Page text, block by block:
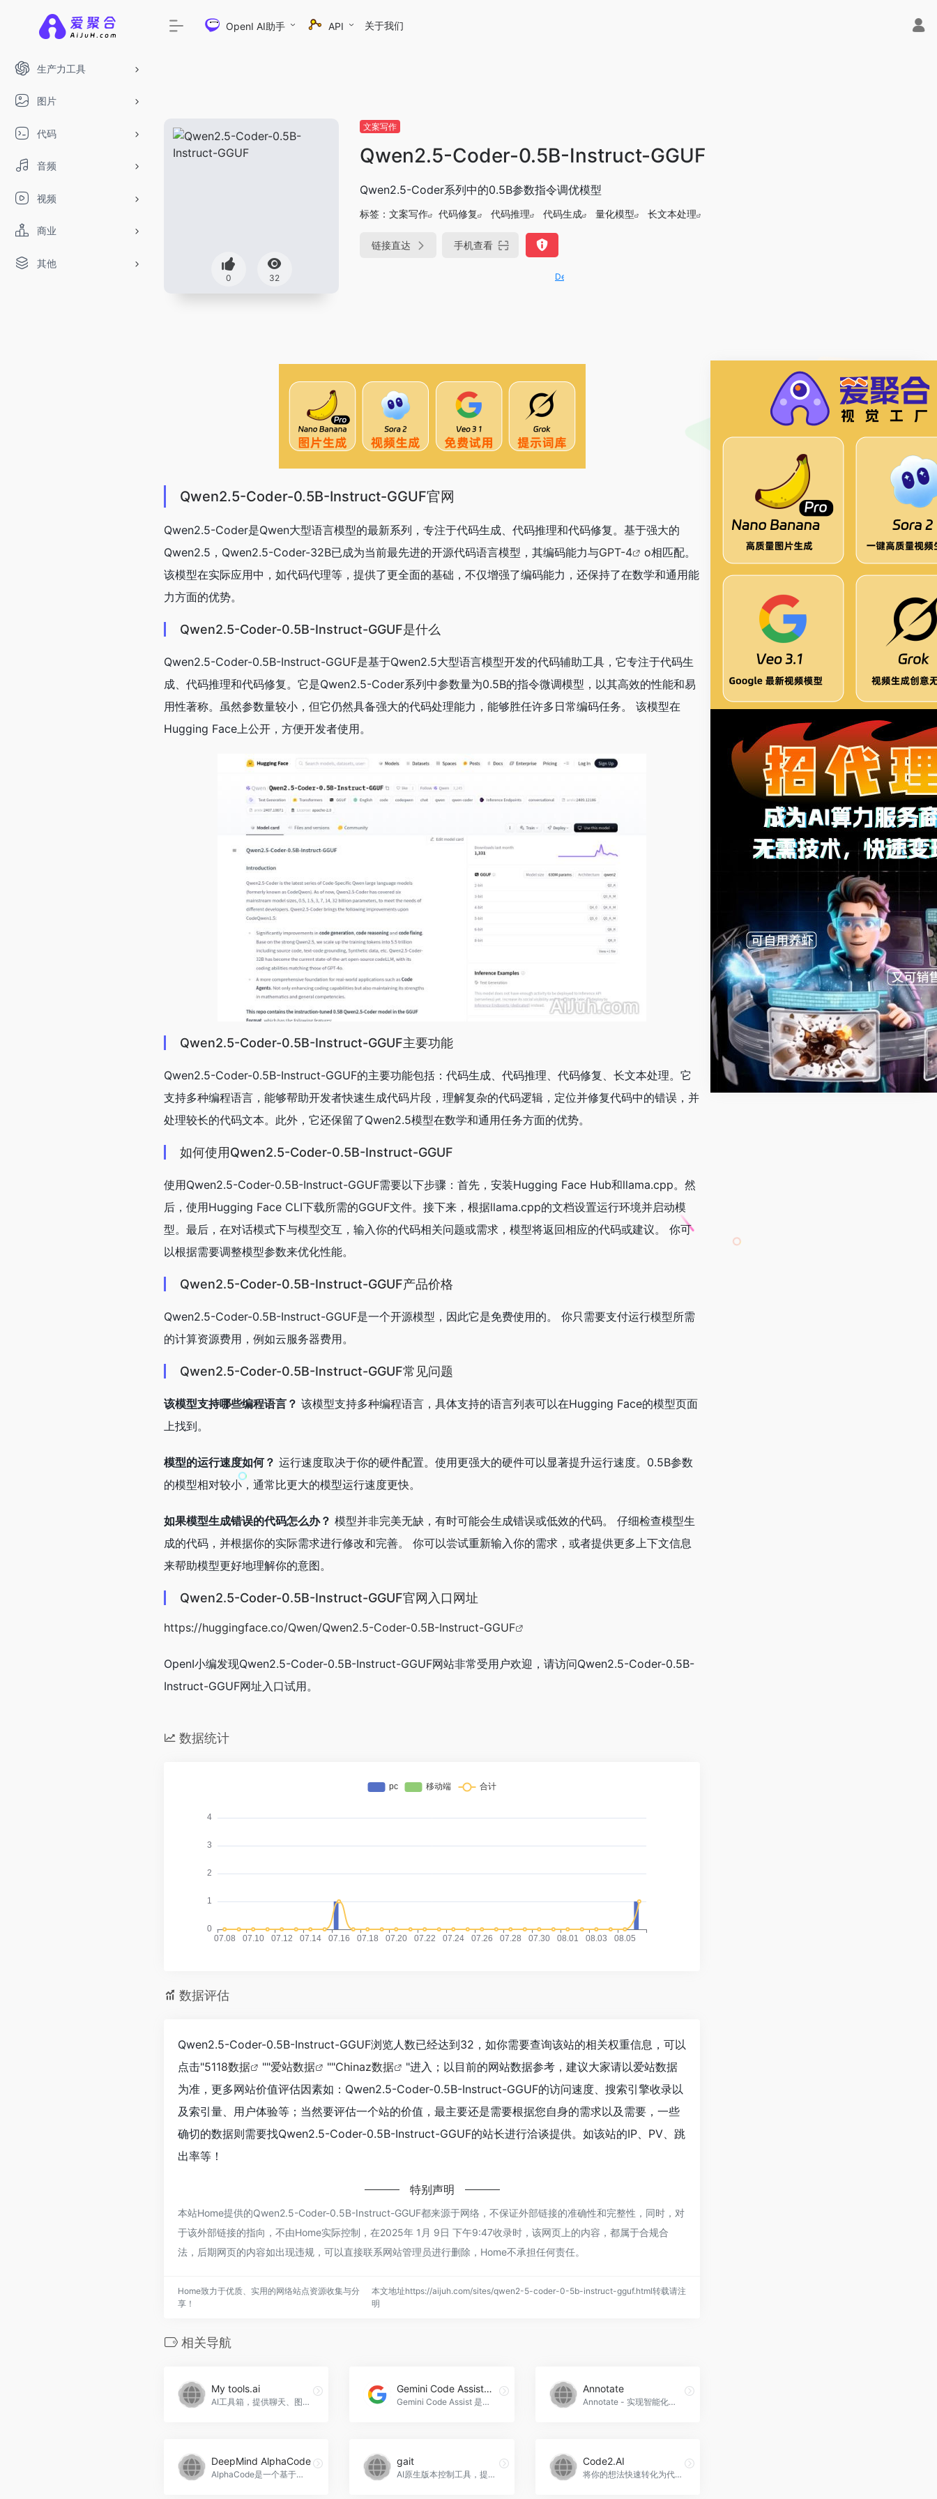
生产力工具
图片
代码
音频
视频
商业
其他
OpenI AI助手 API 关于我们
0 32
文案写作
Qwen2.5-Coder-0.5B-Instruct-GGUF
Qwen2.5-Coder系列中的0.5B参数指令调优模型
标签： 文案写作 代码修复 代码推理 代码生成 量化模型 长文本处理
链接直达 手机查看
DeepSeek-R1、V3满血版免费用！- 字节Trae即可编程又可聊天
Qwen2.5-Coder-0.5B-Instruct-GGUF官网
Qwen2.5-Coder是Qwen大型语言模型的最新系列，专注于代码生成、代码推理和代码修复。基于强大的
Qwen2.5，Qwen2.5-Coder-32B已成为当前最先进的开源代码语言模型，其编码能力与GPT-4
o相匹配。
该模型在实际应用中，如代码代理等，提供了更全面的基础，不仅增强了编码能力，还保持了在数学和通用能
力方面的优势。
Qwen2.5-Coder-0.5B-Instruct-GGUF是什么
Qwen2.5-Coder-0.5B-Instruct-GGUF是基于Qwen2.5大型语言模型开发的代码辅助工具，它专注于代码生
成、代码推理和代码修复。它是Qwen2.5-Coder系列中参数量为0.5B的指令微调模型，以其高效的性能和易
用性著称。虽然参数量较小，但它仍然具备强大的代码处理能力，能够胜任许多日常编码任务。 该模型在
Hugging Face上公开，方便开发者使用。
Qwen2.5-Coder-0.5B-Instruct-GGUF主要功能
Qwen2.5-Coder-0.5B-Instruct-GGUF的主要功能包括：代码生成、代码推理、代码修复、长文本处理。它
支持多种编程语言，能够帮助开发者快速生成代码片段，理解复杂的代码逻辑，定位并修复代码中的错误，并
处理较长的代码文本。此外，它还保留了Qwen2.5模型在数学和通用任务方面的优势。
如何使用Qwen2.5-Coder-0.5B-Instruct-GGUF
使用Qwen2.5-Coder-0.5B-Instruct-GGUF需要以下步骤：首先，安装Hugging Face Hub和llama.cpp。然
后，使用Hugging Face CLI下载所需的GGUF文件。接下来，根据llama.cpp的文档设置运行环境并启动模
型。最后，在对话模式下与模型交互，输入你的代码相关问题或需求，模型将返回相应的代码或建议。 你可
以根据需要调整模型参数来优化性能。
Qwen2.5-Coder-0.5B-Instruct-GGUF产品价格
Qwen2.5-Coder-0.5B-Instruct-GGUF是一个开源模型，因此它是免费使用的。 你只需要支付运行模型所需
的计算资源费用，例如云服务器费用。
Qwen2.5-Coder-0.5B-Instruct-GGUF常见问题
该模型支持哪些编程语言？ 该模型支持多种编程语言，具体支持的语言列表可以在Hugging Face的模型页面
上找到。
模型的运行速度如何？ 运行速度取决于你的硬件配置。使用更强大的硬件可以显著提升运行速度。0.5B参数
的模型相对较小，通常比更大的模型运行速度更快。
如果模型生成错误的代码怎么办？ 模型并非完美无缺，有时可能会生成错误或低效的代码。 仔细检查模型生
成的代码，并根据你的实际需求进行修改和完善。 你可以尝试重新输入你的需求，或者提供更多上下文信息
来帮助模型更好地理解你的意图。
Qwen2.5-Coder-0.5B-Instruct-GGUF官网入口网址
https://huggingface.co/Qwen/Qwen2.5-Coder-0.5B-Instruct-GGUF
OpenI小编发现Qwen2.5-Coder-0.5B-Instruct-GGUF网站非常受用户欢迎，请访问Qwen2.5-Coder-0.5B-
Instruct-GGUF网址入口试用。
数据统计
数据评估
Qwen2.5-Coder-0.5B-Instruct-GGUF浏览人数已经达到32，如你需要查询该站的相关权重信息，可以
点击"5118数据 ""爱站数据 ""Chinaz数据
"进入；以目前的网站数据参考，建议大家请以爱站数据
为准，更多网站价值评估因素如：Qwen2.5-Coder-0.5B-Instruct-GGUF的访问速度、搜索引擎收录以
及索引量、用户体验等；当然要评估一个站的价值，最主要还是需要根据您自身的需求以及需要，一些
确切的数据则需要找Qwen2.5-Coder-0.5B-Instruct-GGUF的站长进行洽谈提供。如该站的IP、PV、跳
出率等！
特别声明
本站Home提供的Qwen2.5-Coder-0.5B-Instruct-GGUF都来源于网络，不保证外部链接的准确性和完整性，同时，对
于该外部链接的指向，不由Home实际控制，在2025年 1月 9日 下午9:47收录时，该网页上的内容，都属于合规合
法，后期网页的内容如出现违规，可以直接联系网站管理员进行删除，Home不承担任何责任。
Home致力于优质、实用的网络站点资源收集与分
享！
本文地址https://aijuh.com/sites/qwen2-5-coder-0-5b-instruct-gguf.html转载请注
明
相关导航
My tools.ai
AI工具箱，提供聊天、图像生成、代码生成、音乐生成等功能，My tools.ai官网入口网址
Gemini Code Assist免费版
Gemini Code Assist 是一个由 Gemini 2.0 提供支持的免费 AI 编程助手，为开发者提供代码生成、代码审查等功能。
Annotate
Annotate - 实现智能化数据，提升模型性能，Annotate官网入口网址
DeepMind AlphaCode
AlphaCode是一个基于人工智能的代码生成工具，可以根据给定的问题描述和编程语言生成高效、可读性强的代码解决方案。它适用于竞赛编程、日常开发和教学辅助等场景，DeepMind AlphaCode官网入口网址
gait
AI原生版本控制工具，提升代码协作效率。
Code2.AI
将你的想法快速转化为代码